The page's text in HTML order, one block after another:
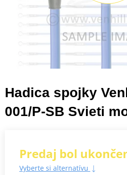
Hadica spojky
001/P-SB Svieti
Predaj bol
Vyberte si alternatívu